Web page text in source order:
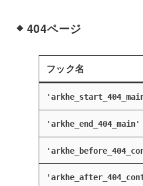
404ページ
フック名
'arkhe_end_404_main'